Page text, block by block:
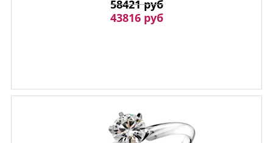
58421 руб
43816 руб